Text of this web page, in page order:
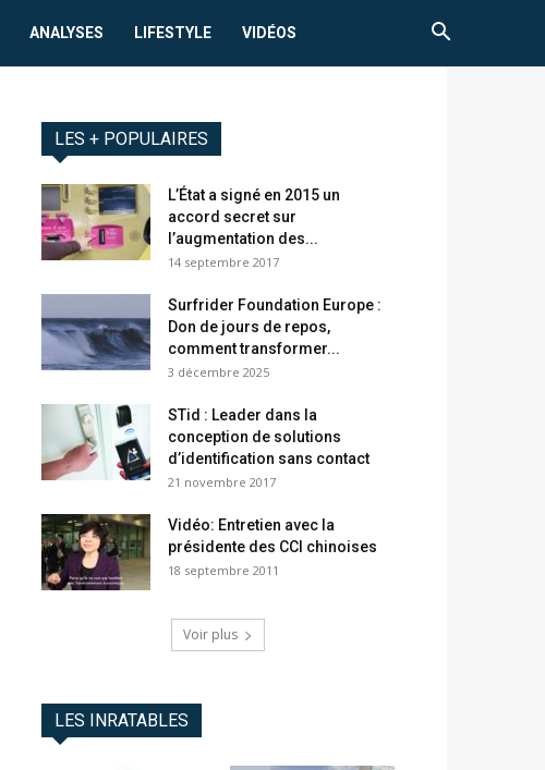
ANALYSES LIFESTYLE VIDÉOS
LES + POPULAIRES
L’État a signé en 2015 un
accord secret sur
l’augmentation des...
14 septembre 2017
Surfrider Foundation Europe :
Don de jours de repos,
comment transformer...
3 décembre 2025
STid : Leader dans la
conception de solutions
d’identification sans contact
21 novembre 2017
Vidéo: Entretien avec la
présidente des CCI chinoises
18 septembre 2011
Voir plus
LES INRATABLES